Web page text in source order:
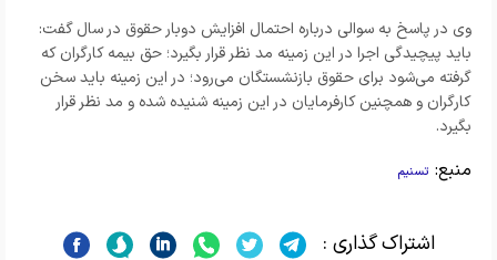
وی در پاسخ به سوالی درباره احتمال افزایش دوبار حقوق در سال گفت:
باید پیچیدگی اجرا در این زمینه مد نظر قرار بگیرد؛ حق بیمه کارگران که
گرفته می‌شود برای حقوق بازنشستگان می‌رود؛ در این زمینه باید سخن
کارگران و همچنین کارفرمایان در این زمینه شنیده شده و مد نظر قرار
بگیرد.
منبع: تسنیم
اشتراک گذاری :